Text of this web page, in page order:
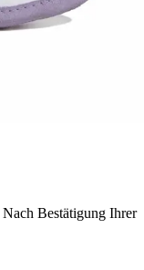
Nach Bestätigung Ihrer